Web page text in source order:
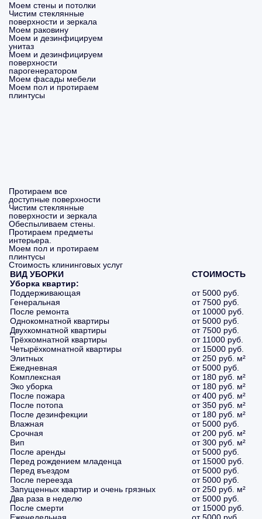
Моем стены и потолки
Чистим стеклянные
поверхности и зеркала
Моем раковину
Моем и дезинфицируем
унитаз
Моем и дезинфицируем
поверхности
парогенератором
Моем фасады мебели
Моем пол и протираем
плинтусы
Протираем все
доступные поверхности
Чистим стеклянные
поверхности и зеркала
Обеспыливаем стены.
Протираем предметы
интерьера.
Моем пол и протираем
плинтусы
Стоимость клининговых услуг
ВИД УБОРКИ
СТОИМОСТЬ
Уборка квартир:
Поддерживающая
от 5000 руб.
Генеральная
от 7500 руб.
После ремонта
от 10000 руб.
Однокомнатной квартиры
от 5000 руб.
Двухкомнатной квартиры
от 7500 руб.
Трёхкомнатной квартиры
от 11000 руб.
Четырёхкомнатной квартиры
от 15000 руб.
Элитных
от 250 руб. м²
Ежедневная
от 5000 руб.
Комплексная
от 180 руб. м²
Эко уборка
от 180 руб. м²
После пожара
от 400 руб. м²
После потопа
от 350 руб. м²
После дезинфекции
от 180 руб. м²
Влажная
от 5000 руб.
Срочная
от 200 руб. м²
Вип
от 300 руб. м²
После аренды
от 5000 руб.
Перед рождением младенца
от 15000 руб.
Перед въездом
от 5000 руб.
После переезда
от 5000 руб.
Запущенных квартир и очень грязных
от 250 руб. м²
Два раза в неделю
от 5000 руб.
После смерти
от 15000 руб.